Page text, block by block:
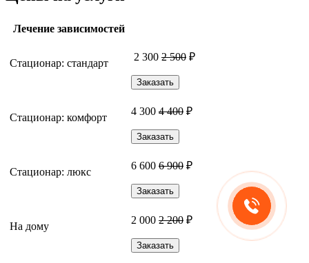
Лечение зависимостей
Стационар: стандарт
2 300 2 500 ₽
Заказать
Стационар: комфорт
4 300 4 400 ₽
Заказать
Стационар: люкс
6 600 6 900 ₽
Заказать
На дому
2 000 2 200 ₽
Заказать